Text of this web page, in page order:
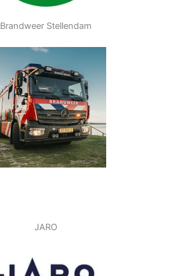
Brandweer Stellendam
JARO